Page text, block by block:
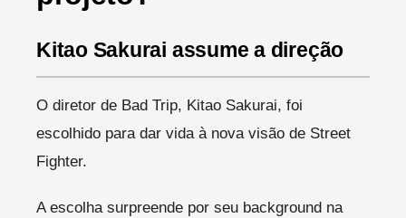
Kitao Sakurai assume a direção
O diretor de Bad Trip, Kitao Sakurai, foi
escolhido para dar vida à nova visão de Street
Fighter.
A escolha surpreende por seu background na